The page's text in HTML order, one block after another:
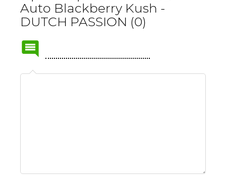
Auto Blackberry Kush -
DUTCH PASSION (0)